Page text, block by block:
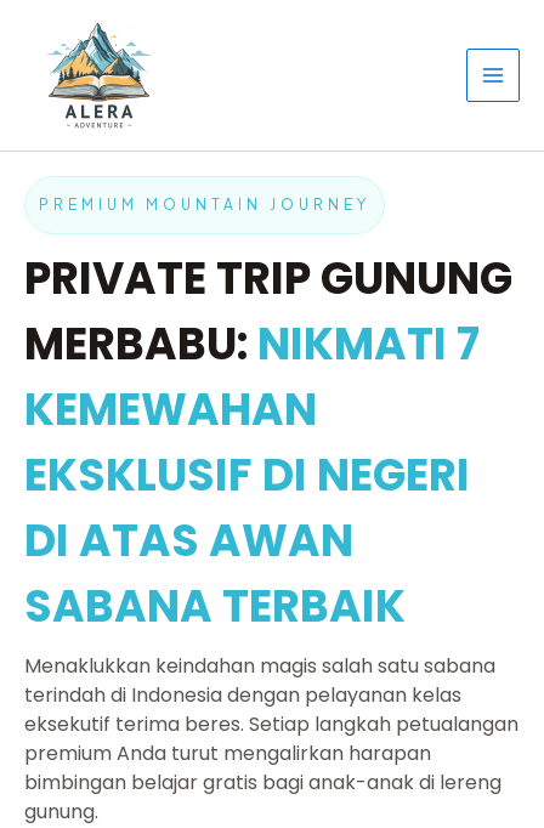
konten
PREMIUM MOUNTAIN JOURNEY
PRIVATE TRIP GUNUNG
MERBABU: NIKMATI 7
KEMEWAHAN
EKSKLUSIF DI NEGERI
DI ATAS AWAN
SABANA TERBAIK
Menaklukkan keindahan magis salah satu sabana
terindah di Indonesia dengan pelayanan kelas
eksekutif terima beres. Setiap langkah petualangan
premium Anda turut mengalirkan harapan
bimbingan belajar gratis bagi anak-anak di lereng
gunung.